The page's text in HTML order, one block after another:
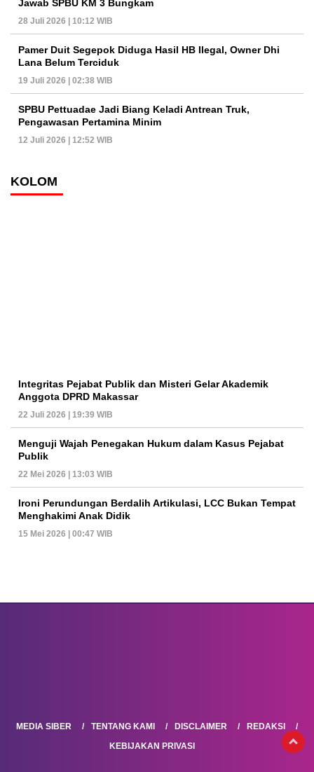
Jawab SPBU KM 3 Bungkam
28 Juli 2026 | 10:12 WIB
Pamer Duit Segepok Diduga Hasil HB Ilegal, Owner Dhi
Lana Belum Terciduk
19 Juli 2026 | 02:38 WIB
SPBU Pettuadae Jadi Biang Keladi Antrean Truk,
Pengawasan Pertamina Minim
12 Juli 2026 | 12:52 WIB
KOLOM
Integritas Pejabat Publik dan Misteri Gelar Akademik
Anggota DPRD Makassar
22 Juli 2026 | 19:39 WIB
Menguji Wajah Penegakan Hukum dalam Kasus Pejabat
Publik
22 Mei 2026 | 13:03 WIB
Ironi Perundungan Berdalih Artikulasi, LCC Bukan Tempat
Menghakimi Anak Didik
15 Mei 2026 | 00:47 WIB
MEDIA SIBER TENTANG KAMI DISCLAIMER
REDAKSI
KEBIJAKAN PRIVASI